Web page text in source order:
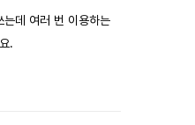
데 여러 번 이용하는
.